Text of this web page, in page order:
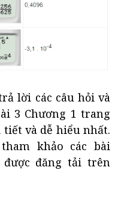
lời các câu hỏi và
3 Chương 1 trang
tiết và dễ hiểu nhất.
khảo các bài
đăng tải trên